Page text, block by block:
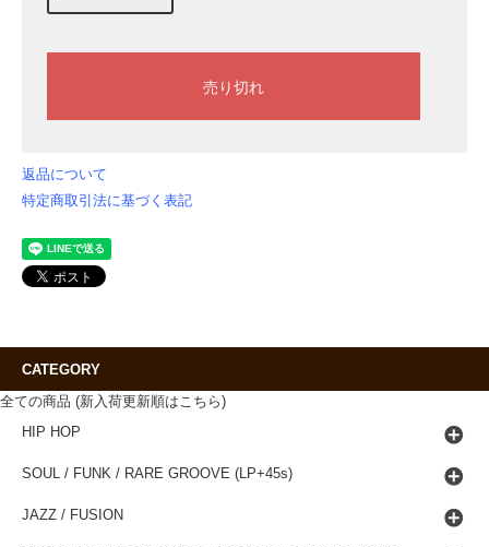
返品について
特定商取引法に基づく表記
CATEGORY
全ての商品 (新入荷更新順はこちら)
HIP HOP
SOUL / FUNK / RARE GROOVE (LP+45s)
JAZZ / FUSION